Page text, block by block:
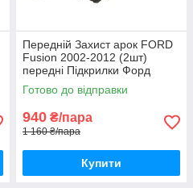
Передній Захист арок FORD
Fusion 2002-2012 (2шт)
передні Підкрилки Форд
Фьюжн пара передніх
Готово до відправки
940 ₴/пара
1 160 ₴/пара
Купити